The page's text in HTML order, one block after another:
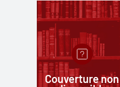
Couverture non